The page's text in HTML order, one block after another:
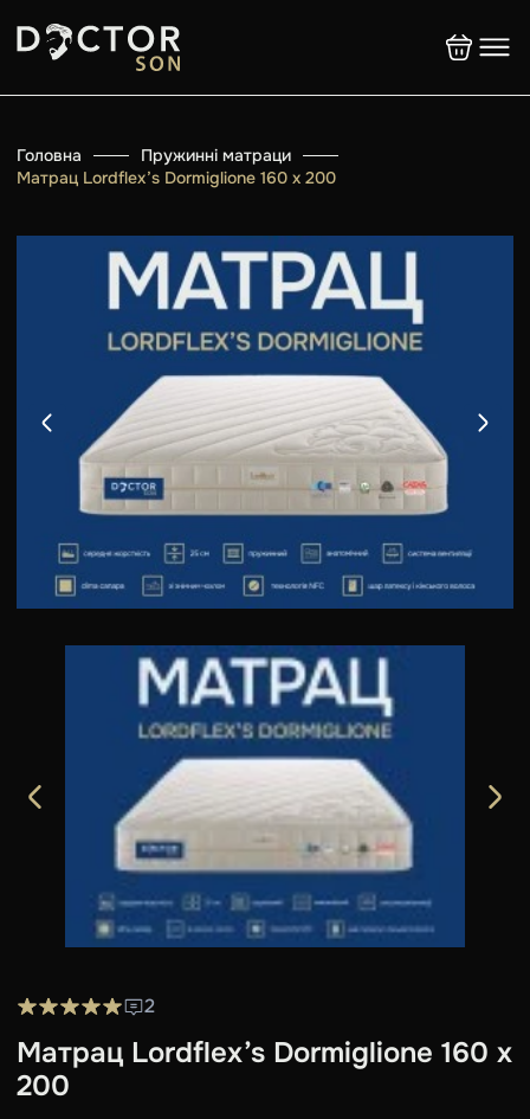
Головна
Пружинні матраци
Матрац Lordflex’s Dormiglione 160 x 200
2
Матрац Lordflex’s Dormiglione 160 x
200